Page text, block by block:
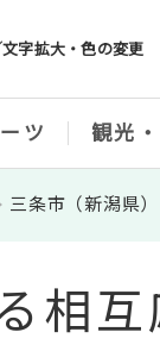
字拡大・色の変更
ツ 観光
三条市（新潟県
相